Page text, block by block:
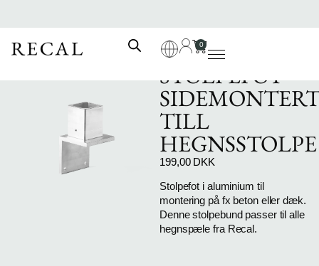
0
STOLPEFOT –
TILL
HEGNSSTOLPE
199,00 DKK
Stolpefot i aluminium til
montering på fx beton eller dæk.
Denne stolpebund passer til alle
hegnspæle fra Recal.